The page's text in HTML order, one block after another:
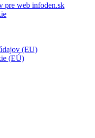
pre web infoden.sk
(EU)
(EÚ)